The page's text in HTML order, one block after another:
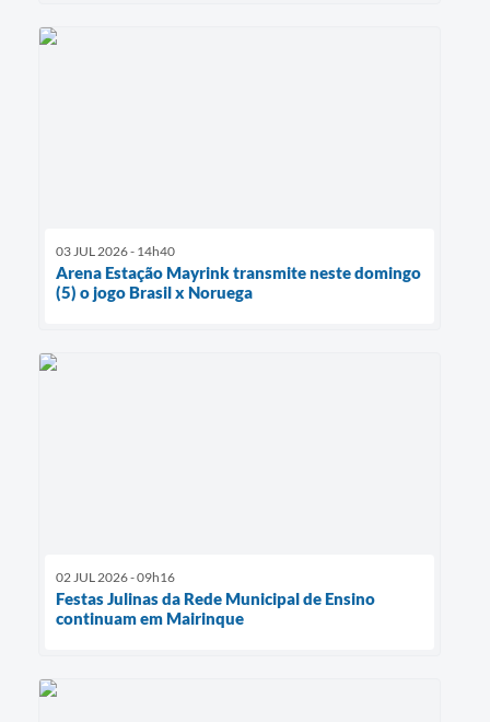
03 JUL 2026 - 14h40
Arena Estação Mayrink transmite neste domingo
(5) o jogo Brasil x Noruega
02 JUL 2026 - 09h16
Festas Julinas da Rede Municipal de Ensino
continuam em Mairinque